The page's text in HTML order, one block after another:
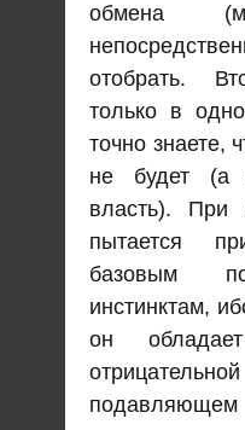
обмена
отобрать.
только в
точно знаете,
не будет (а
власть).
пытается
базовым
инстинктам,
он